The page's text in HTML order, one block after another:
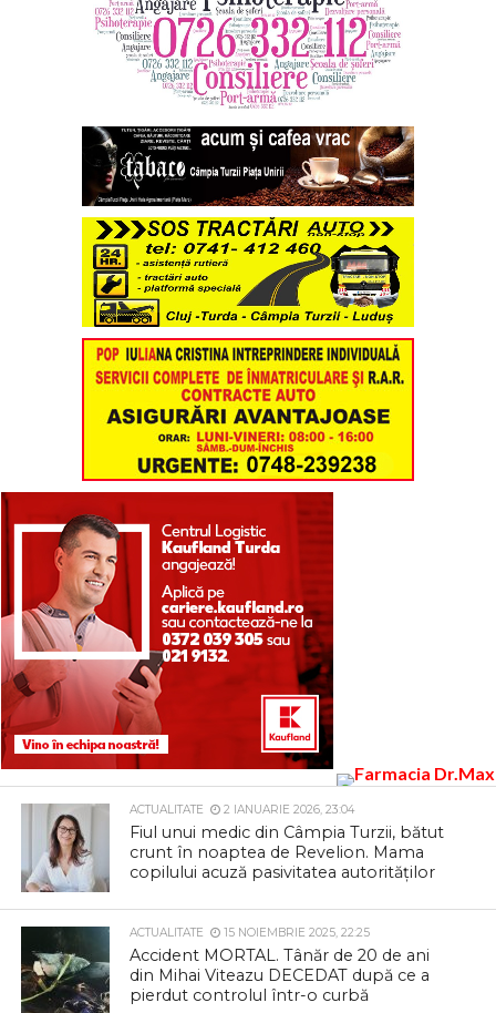
ACTUALITATE 2 IANUARIE 2026, 23:04
Fiul unui medic din Câmpia Turzii, bătut
crunt în noaptea de Revelion. Mama
copilului acuză pasivitatea autorităților
ACTUALITATE 15 NOIEMBRIE 2025, 22:25
Accident MORTAL. Tânăr de 20 de ani
din Mihai Viteazu DECEDAT după ce a
pierdut controlul într-o curbă